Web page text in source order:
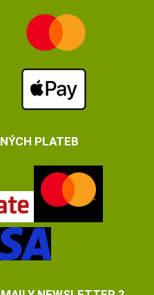
PLATEB